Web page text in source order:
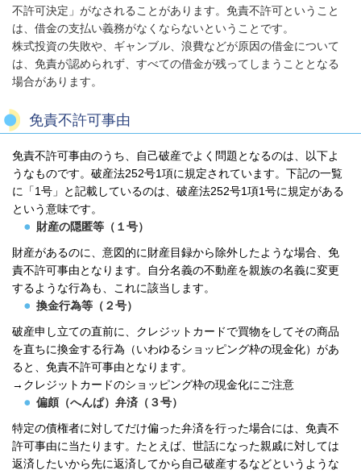
不許可決定」がなされることがあります。免責不許可ということ
は、借金の支払い義務がなくならないということです。
株式投資の失敗や、ギャンブル、浪費などが原因の借金について
は、免責が認められず、すべての借金が残ってしまうこととなる
場合があります。
免責不許可事由
免責不許可事由のうち、自己破産でよく問題となるのは、以下よ
うなものです。破産法252号1項に規定されています。下記の一覧
に「1号」と記載しているのは、破産法252号1項1号に規定がある
という意味です。
財産の隠匿等（１号）
財産があるのに、意図的に財産目録から除外したような場合、免
責不許可事由となります。自分名義の不動産を親族の名義に変更
するような行為も、これに該当します。
換金行為等（２号）
破産申し立ての直前に、クレジットカードで買物をしてその商品
を直ちに換金する行為（いわゆるショッピング枠の現金化）があ
ると、免責不許可事由となります。
→クレジットカードのショッピング枠の現金化にご注意
偏頗（へんぱ）弁済（３号）
特定の債権者に対してだけ偏った弁済を行った場合には、免責不
許可事由に当たります。たとえば、世話になった親戚に対しては
返済したいから先に返済してから自己破産するなどというような